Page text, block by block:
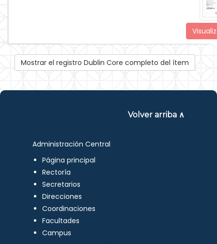
Mostrar el registro Dublin Core completo del ítem
Volver arriba ∧
Administración Central
Página principal
Rectoría
Secretarios
Direcciones
Coordinaciones
Facultades
Campus